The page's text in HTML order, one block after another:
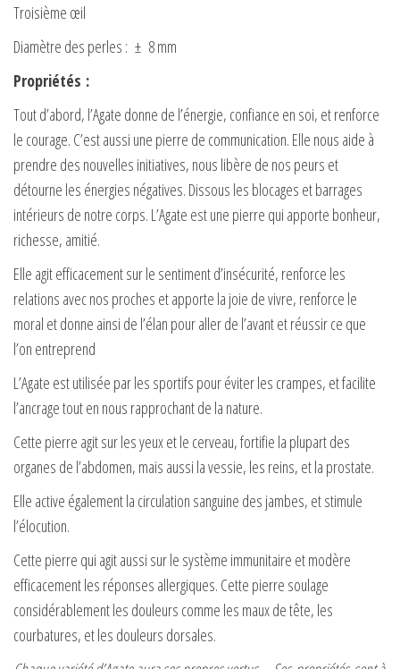
Troisième œil
Diamètre des perles : ± 8 mm
Propriétés :
Tout d’abord, l’Agate donne de l’énergie, confiance en soi, et renforce
le courage. C’est aussi une pierre de communication. Elle nous aide à
prendre des nouvelles initiatives, nous libère de nos peurs et
détourne les énergies négatives. Dissous les blocages et barrages
intérieurs de notre corps. L’Agate est une pierre qui apporte bonheur,
richesse, amitié.
Elle agit efficacement sur le sentiment d’insécurité, renforce les
relations avec nos proches et apporte la joie de vivre, renforce le
moral et donne ainsi de l’élan pour aller de l’avant et réussir ce que
l’on entreprend
L’Agate est utilisée par les sportifs pour éviter les crampes, et facilite
l’ancrage tout en nous rapprochant de la nature.
Cette pierre agit sur les yeux et le cerveau, fortifie la plupart des
organes de l’abdomen, mais aussi la vessie, les reins, et la prostate.
Elle active également la circulation sanguine des jambes, et stimule
l’élocution.
Cette pierre qui agit aussi sur le système immunitaire et modère
efficacement les réponses allergiques. Cette pierre soulage
considérablement les douleurs comme les maux de tête, les
courbatures, et les douleurs dorsales.